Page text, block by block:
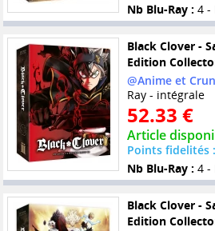
Nb Blu-Ray : 4 -
Black Clover -
Edition
@Anime et
Ray - intégrale
52.33 €
Article
Points fidelités
Nb Blu-Ray : 4 -
Black Clover -
Edition